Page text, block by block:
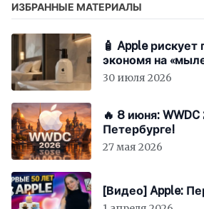
ИЗБРАННЫЕ МАТЕРИАЛЫ
🧴 Apple
экономя на
30 июля 2026
🔥 8 июня:
Петербурге!
27 мая 2026
[Видео] Apple: